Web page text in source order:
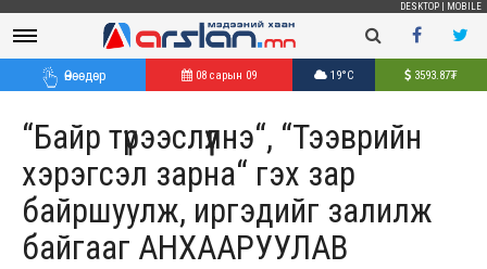
DESKTOP MOBILE
Өнөөдөр 08 сарын 09 19°C 3593.87₮
“Байр түрээслүүлнэ“, “Тээврийн
хэрэгсэл зарна“ гэх зар
байршуулж, иргэдийг залилж
байгааг АНХААРУУЛАВ